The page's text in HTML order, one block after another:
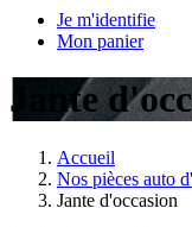
Je m'identifie
Mon panier
Jante
Accueil
Nos pièces auto
Jante d'occasion